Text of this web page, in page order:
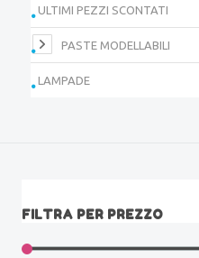
ULTIMI PEZZI SCONTATI
PASTE MODELLABILI
LAMPADE
FILTRA PER PREZZO